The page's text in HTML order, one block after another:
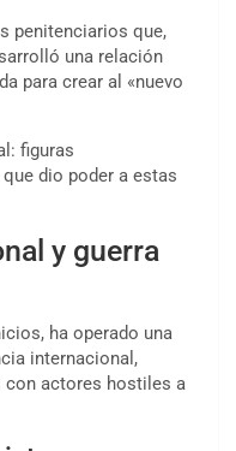
penitenciarios que,
una relación
para crear al «nuevo
figuras
dio poder a estas
y guerra
ha operado una
internacional,
con actores hostiles a